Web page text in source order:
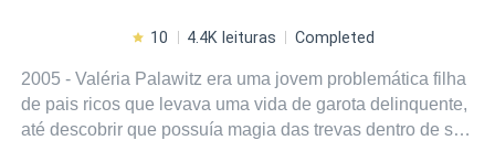
10 4.4K leituras Completed
2005 - Valéria Palawitz era uma jovem problemática filha
de pais ricos que levava uma vida de garota delinquente,
até descobrir que possuía magia das trevas dentro de si.